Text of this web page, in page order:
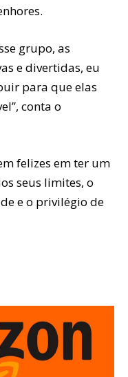
grupo, as
e divertidas, eu
para que elas
conta o
felizes em ter um
seus limites, o
e o privilégio de